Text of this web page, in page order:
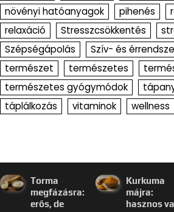
növényi hatóanyagok
pihenés
relaxáció
Stresszcsökkentés
Szépségápolás
Szív- és
természet
természetes
természetes gyógymódok
táplálkozás
vitaminok wellness
Torma
megfázásra:
erős, de
Kurkuma
májra:
hasznos